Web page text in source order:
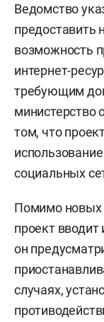
Ведомство
предоставить
возможность
интернет-
требующим
министерство
том, что
социальных
Помимо новых
проект вводит
он
случаях,